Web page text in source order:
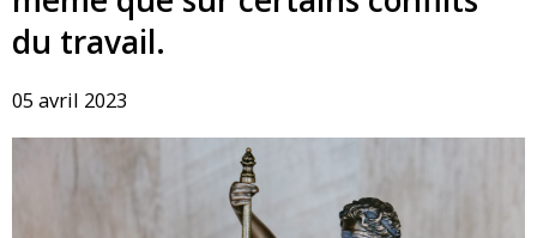
du travail.
05 avril 2023